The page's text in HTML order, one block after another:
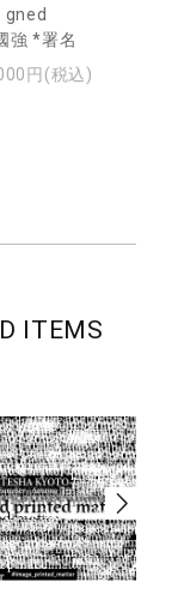
gned
強 *署名
円(税込)
ITEMS